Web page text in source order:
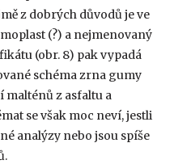
z dobrých důvodů je ve
(?) a nejmenovaný
(obr. 8) pak vypadá
schéma zrna gumy
z asfaltu a
se však moc neví, jestli
analýzy nebo jsou spíše